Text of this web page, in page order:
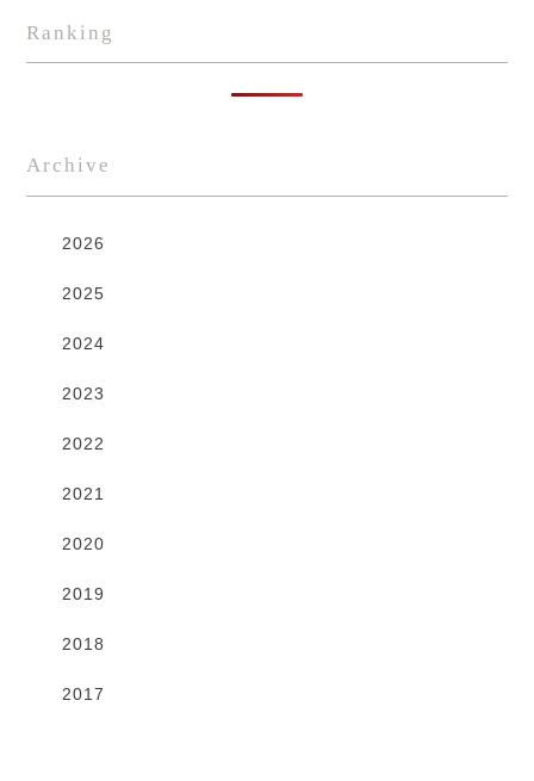
Ranking
Archive
2026
2025
2024
2023
2022
2021
2020
2019
2018
2017